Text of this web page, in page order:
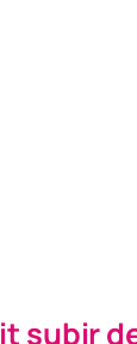
subir